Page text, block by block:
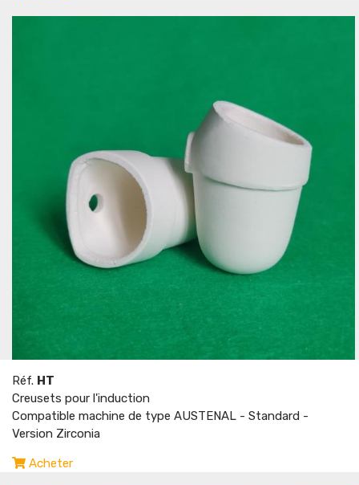
Réf. HT
Creusets pour l'induction
Compatible machine de type AUSTENAL - Standard -
Version Zirconia
Acheter